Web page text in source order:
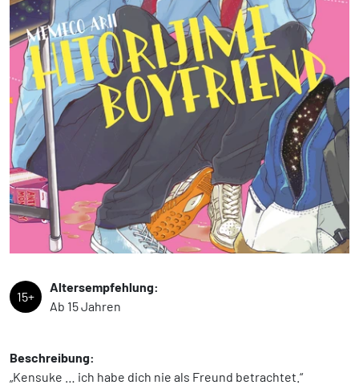
15+
Altersempfehlung:
Ab 15 Jahren
Beschreibung:
„Kensuke … ich habe dich nie als Freund betrachtet.“